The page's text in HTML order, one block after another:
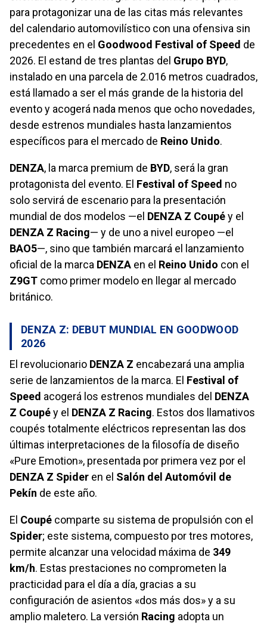
para protagonizar una de las citas más relevantes
del calendario automovilístico con una ofensiva sin
precedentes en el Goodwood Festival of Speed de
2026. El estand de tres plantas del Grupo BYD,
instalado en una parcela de 2.016 metros cuadrados,
está llamado a ser el más grande de la historia del
evento y acogerá nada menos que ocho novedades,
desde estrenos mundiales hasta lanzamientos
específicos para el mercado de Reino Unido.
DENZA, la marca premium de BYD, será la gran
protagonista del evento. El Festival of Speed no
solo servirá de escenario para la presentación
mundial de dos modelos —el DENZA Z Coupéy el
DENZA Z Racing— y de uno a nivel europeo —el
BAO5—, sino que también marcará el lanzamiento
oficial de la marca DENZA en el Reino Unido con el
Z9GT como primer modelo en llegar al mercado
británico.
DENZA Z: DEBUT MUNDIAL EN GOODWOOD
2026
El revolucionario DENZA Z encabezará una amplia
serie de lanzamientos de la marca. El Festival of
Speed acogerá los estrenos mundiales del DENZA
Z Coupéy el DENZA Z Racing. Estos dos llamativos
coupés totalmente eléctricos representan las dos
últimas interpretaciones de la filosofía de diseño
«Pure Emotion», presentada por primera vez por el
DENZA Z Spider en el Salón del Automóvil de
Pekín de este año.
El Coupé comparte su sistema de propulsión con el
Spider; este sistema, compuesto por tres motores,
permite alcanzar una velocidad máxima de 349
km/h. Estas prestaciones no comprometen la
practicidad para el día a día, gracias a su
configuración de asientos «dos más dos» y a su
amplio maletero. La versión Racing adopta un